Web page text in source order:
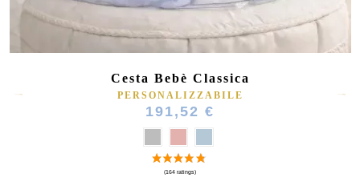
Cesta Bebè Classica
PERSONALIZZABILE
191,52 €